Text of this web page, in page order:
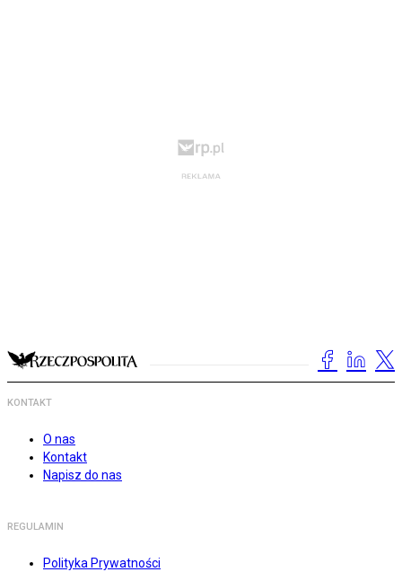
KONTAKT
O nas
Kontakt
Napisz do nas
REGULAMIN
Polityka Prywatności